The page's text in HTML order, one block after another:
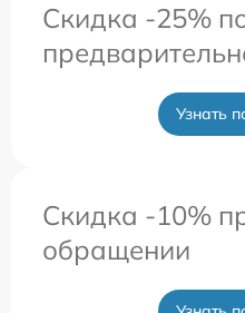
Скидка -25%
Узнать
Скидка -10%
обращении